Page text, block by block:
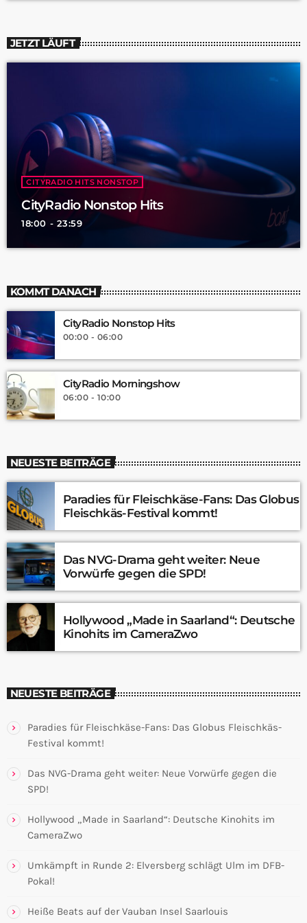
JETZT LÄUFT
CITYRADIO HITS NONSTOP
CityRadio Nonstop Hits
18:00 - 23:59
KOMMT DANACH
CityRadio Nonstop Hits
00:00 - 06:00
CityRadio Morningshow
06:00 - 10:00
NEUESTE BEITRÄGE
Paradies für Fleischkäse-Fans: Das Globus
Fleischkäs-Festival kommt!
Das NVG-Drama geht weiter: Neue
Vorwürfe gegen die SPD!
Hollywood „Made in Saarland“: Deutsche
Kinohits im CameraZwo
NEUESTE BEITRÄGE
Paradies für Fleischkäse-Fans: Das Globus Fleischkäs-
Festival kommt!
Das NVG-Drama geht weiter: Neue Vorwürfe gegen die
SPD!
Hollywood „Made in Saarland“: Deutsche Kinohits im
CameraZwo
Umkämpft in Runde 2: Elversberg schlägt Ulm im DFB-
Pokal!
Heiße Beats auf der Vauban Insel Saarlouis